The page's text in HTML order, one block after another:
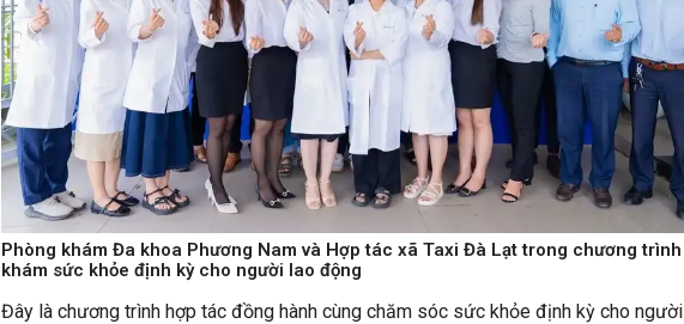
Phòng khám Đa khoa Phương Nam và Hợp tác xã Taxi Đà Lạt trong chương trình
khám sức khỏe định kỳ cho người lao động
Đây là chương trình hợp tác đồng hành cùng chăm sóc sức khỏe định kỳ cho